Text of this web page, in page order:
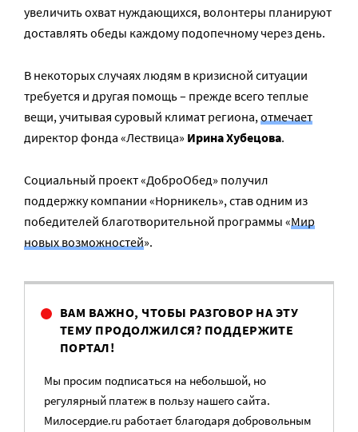
увеличить охват нуждающихся, волонтеры планируют
доставлять обеды каждому подопечному через день.
В некоторых случаях людям в кризисной ситуации
требуется и другая помощь – прежде всего теплые
вещи, учитывая суровый климат региона,отмечает
директор фонда «Лествица» Ирина Хубецова.
Социальный проект «ДоброОбед» получил
поддержку компании «Норникель», став одним из
победителей благотворительной программы «Мир
новых возможностей».
ВАМ ВАЖНО, ЧТОБЫ РАЗГОВОР НА ЭТУ
ТЕМУ ПРОДОЛЖИЛСЯ? ПОДДЕРЖИТЕ
ПОРТАЛ!
Мы просим подписаться на небольшой, но
регулярный платеж в пользу нашего сайта.
Милосердие.ru работает благодаря добровольным